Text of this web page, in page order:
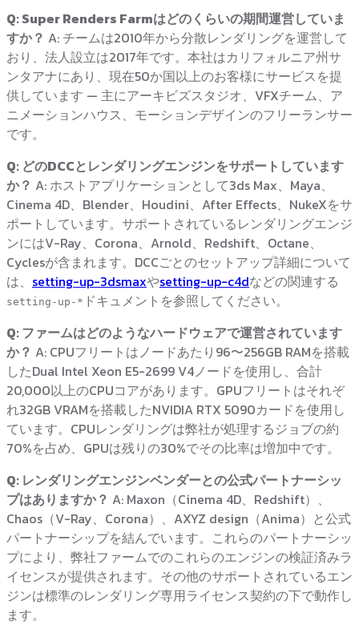
Q: Super Renders Farmはどのくらいの期間運営していま
すか？ A: チームは2010年から分散レンダリングを運営して
おり、法人設立は2017年です。本社はカリフォルニア州サ
ンタアナにあり、現在50か国以上のお客様にサービスを提
供しています — 主にアーキビズスタジオ、VFXチーム、ア
ニメーションハウス、モーションデザインのフリーランサー
です。
Q: どのDCCとレンダリングエンジンをサポートしています
か？ A: ホストアプリケーションとして3ds Max、Maya、
Cinema 4D、Blender、Houdini、After Effects、NukeXをサ
ポートしています。サポートされているレンダリングエンジ
ンにはV-Ray、Corona、Arnold、Redshift、Octane、
Cyclesが含まれます。DCCごとのセットアップ詳細について
は、 setting-up-3dsmaxやsetting-up-c4dなどの関連する
setting-up-* ドキュメントを参照してください。
Q: ファームはどのようなハードウェアで運営されています
か？ A: CPUフリートはノードあたり96〜256GB RAMを搭載
したDual Intel Xeon E5-2699 V4ノードを使用し、合計
20,000以上のCPUコアがあります。GPUフリートはそれぞ
れ32GB VRAMを搭載したNVIDIA RTX 5090カードを使用し
ています。CPUレンダリングは弊社が処理するジョブの約
70%を占め、GPUは残りの30%でその比率は増加中です。
Q: レンダリングエンジンベンダーとの公式パートナーシッ
プはありますか？ A: Maxon（Cinema 4D、Redshift）、
Chaos（V-Ray、Corona）、AXYZ design（Anima）と公式
パートナーシップを結んでいます。これらのパートナーシッ
プにより、弊社ファームでのこれらのエンジンの検証済みラ
イセンスが提供されます。その他のサポートされているエン
ジンは標準のレンダリング専用ライセンス契約の下で動作し
ます。